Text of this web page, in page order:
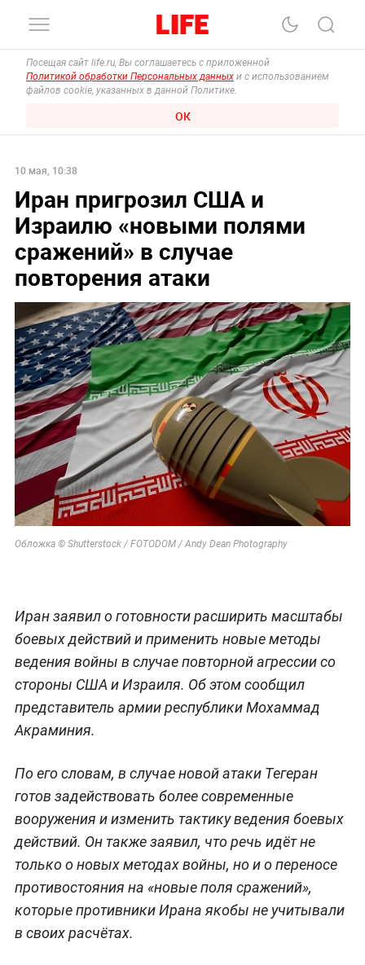
Посещая сайт life.ru, Вы соглашаетесь с приложенной
Политикой обработки Персональных данных и с использованием
файлов cookie, указанных в данной Политике.
ОК
10 мая, 10:38
Иран пригрозил США и
Израилю «новыми полями
сражений» в случае
повторения атаки
Обложка © Shutterstock / FOTODOM / Andy Dean Photography
Иран заявил о готовности расширить масштабы
боевых действий и применить новые методы
ведения войны в случае повторной агрессии со
стороны США и Израиля. Об этом сообщил
представитель армии республики Мохаммад
Акраминия.
По его словам, в случае новой атаки Тегеран
готов задействовать более современные
вооружения и изменить тактику ведения боевых
действий. Он также заявил, что речь идёт не
только о новых методах войны, но и о переносе
противостояния на «новые поля сражений»,
которые противники Ирана якобы не учитывали
в своих расчётах.